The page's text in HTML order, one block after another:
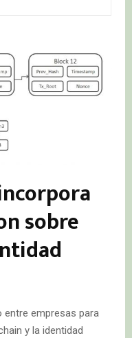
sobre
entre empresas para
y la identidad